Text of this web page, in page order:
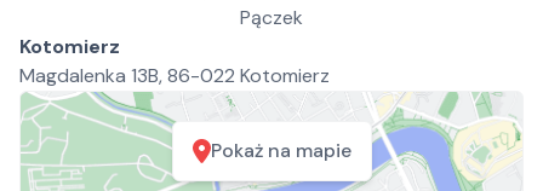
Pączek
Kotomierz
Magdalenka 13B, 86-022 Kotomierz
Pokaż na mapie